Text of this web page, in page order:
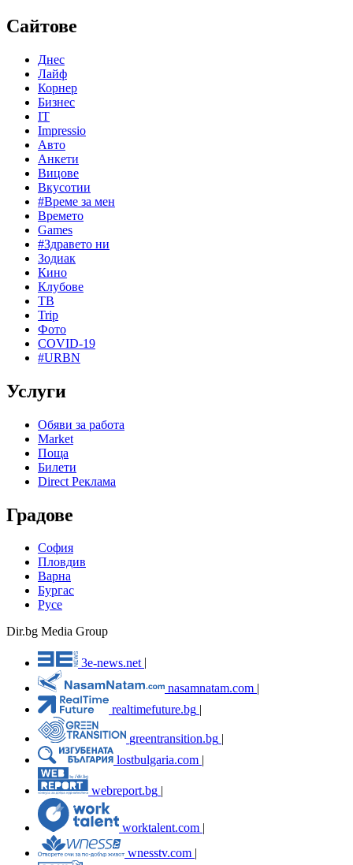
Сайтове
Днес
Лайф
Корнер
Бизнес
IT
Impressio
Авто
Анкети
Вицове
Вкусотии
#Време за мен
Времето
Games
#Здравето ни
Зодиак
Кино
Клубове
ТВ
Trip
Фото
COVID-19
#URBN
Услуги
Обяви за работа
Market
Поща
Билети
Direct Реклама
Градове
София
Пловдив
Варна
Бургас
Русе
Dir.bg Media Group
3e-news.net
nasamnatam.com |
realtimefuture.bg |
greentransition.bg |
lostbulgaria.com |
webreport.bg
worktalent.com |
wnesstv.com |